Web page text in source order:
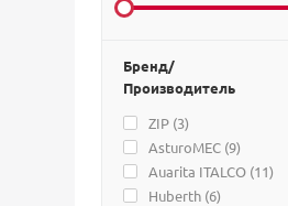
Бренд/
Производитель
ZIP (3)
AsturoMEC (9)
Auarita ITALCO (11)
Huberth (6)